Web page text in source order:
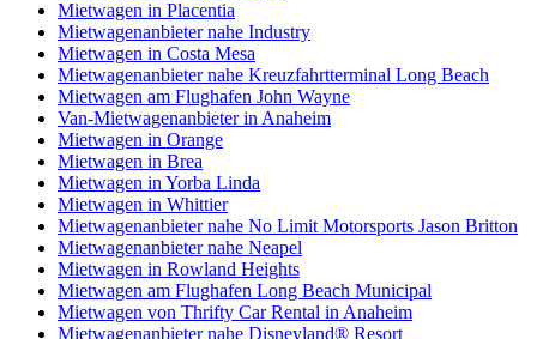
Mietwagen in Placentia
Mietwagenanbieter nahe Industry
Mietwagen in Costa Mesa
Mietwagenanbieter nahe Kreuzfahrtterminal Long Beach
Mietwagen am Flughafen John Wayne
Van-Mietwagenanbieter in Anaheim
Mietwagen in Orange
Mietwagen in Brea
Mietwagen in Yorba Linda
Mietwagen in Whittier
Mietwagenanbieter nahe No Limit Motorsports Jason Britton
Mietwagenanbieter nahe Neapel
Mietwagen in Rowland Heights
Mietwagen am Flughafen Long Beach Municipal
Mietwagen von Thrifty Car Rental in Anaheim
Mietwagenanbieter nahe Disneyland® Resort